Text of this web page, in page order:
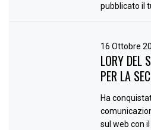
pubblicato il
16 Ottobre
LORY DEL
PER LA
Ha
sul web con